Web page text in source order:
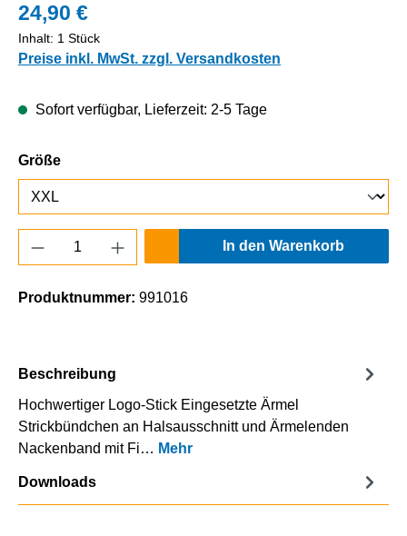
24,90 €
Inhalt: 1 Stück
Preise inkl. MwSt. zzgl. Versandkosten
Sofort verfügbar, Lieferzeit: 2-5 Tage
Größeauswählen
Produkt Anzahl: Gib den gewünschten
In den Warenkorb
Produktnummer: 991016
Beschreibung
Hochwertiger Logo-Stick Eingesetzte Ärmel
Strickbündchen an Halsausschnitt und Ärmelenden
Nackenband mit Fi… Mehr
Downloads